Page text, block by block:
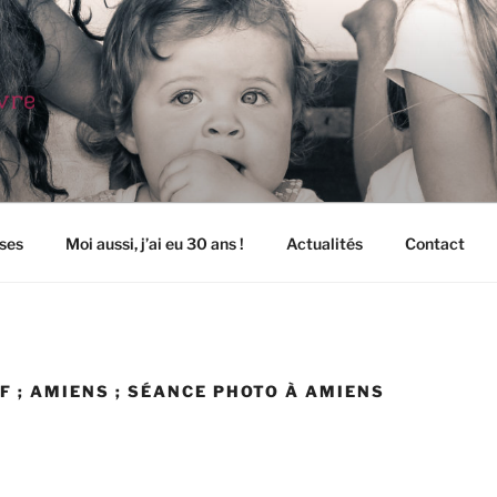
–
Moi aussi, j’ai eu 30 ans ! Actualités Contact
; AMIENS ; SÉANCE PHOTO À AMIENS